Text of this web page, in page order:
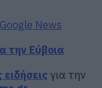
Google News
την Εύβοια
για την